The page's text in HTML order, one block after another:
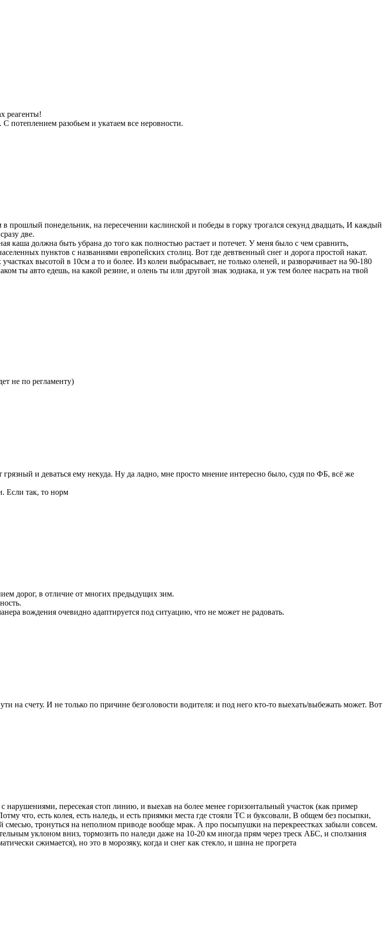
реагенты!
потеплением разобьем и укатаем все неровности.
прошлый понедельник, на пересечении каслинской и победы в горку трогался секунд двадцать, И каждый
две.
каша должна быть убрана до того как полностью растает и потечет. У меня было с чем сравнить,
пунктов с названиями европейских столиц. Вот где девтвенный снег и дорога простой накат.
высотой в 10см а то и более. Из колеи выбрасывает, не только оленей, и разворачивает на 90-180
ты авто едешь, на какой резине, и олень ты или другой знак зодиака, и уж тем более насрать на твой
не по регламенту)
и деваться ему некуда. Ну да ладно, мне просто мнение интересно было, судя по ФБ, всё же
Если так, то норм
дорог, в отличие от многих предыдущих зим.
вождения очевидно адаптируется под ситуацию, что не может не радовать.
на счету. И не только по причине безголовости водителя: и под него кто-то выехать/выбежать может. Вот
нарушениями, пересекая стоп линию, и выехав на более менее горизонтальный участок (как пример
что, есть колея, есть наледь, и есть приямки места где стояли ТС и буксовали, В общем без посыпки,
тронуться на неполном приводе вообще мрак. А про посыпушки на перекреестках забыли совсем.
уклоном вниз, тормозить по наледи даже на 10-20 км иногда прям через треск АБС, и сползания
сжимается), но это в морозяку, когда и снег как стекло, и шина не прогрета